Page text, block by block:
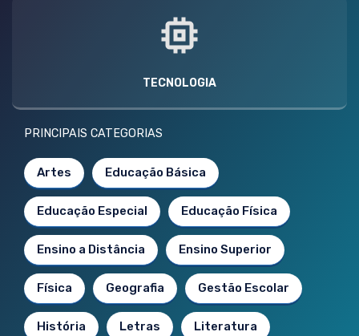
TECNOLOGIA
PRINCIPAIS CATEGORIAS
Artes Educação Básica
Educação Especial Educação Física
Ensino a Distância Ensino Superior
Física Geografia Gestão Escolar
História Letras Literatura